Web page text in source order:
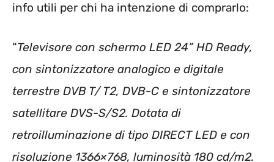
info utili per chi ha intenzione di comprarlo:
“Televisore con schermo LED 24” HD Ready,
con sintonizzatore analogico e digitale
terrestre DVB T/ T2, DVB-C e sintonizzatore
satellitare DVS-S/S2. Dotata di
retroilluminazione di tipo DIRECT LED e con
risoluzione 1366×768, luminosità 180 cd/m2.